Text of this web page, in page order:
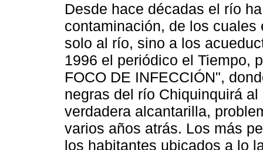
Desde hace décadas el río
contaminación, de los
solo al río, sino a los
1996 el periódico el Tiempo,
FOCO DE INFECCIÓN",
negras del río Chiquinquirá
verdadera alcantarilla,
varios años atrás. Los más
los habitantes ubicados a lo